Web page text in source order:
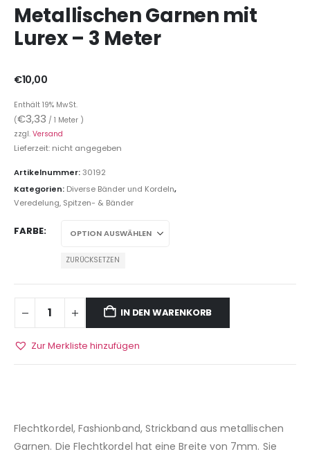
Metallischen Garnen mit
Lurex – 3 Meter
€10,00
Enthält 19% MwSt.
(€3,33 / 1 Meter )
zzgl. Versand
Lieferzeit: nicht angegeben
Artikelnummer:30192
Kategorien: Diverse Bänder und Kordeln,
Veredelung, Spitzen- & Bänder
FARBE
ZURÜCKSETZEN
IN DEN WARENKORB
Zur Merkliste hinzufügen
Flechtkordel, Fashionband, Strickband aus metallischen
Garnen. Die Flechtkordel hat eine Breite von 7mm. Sie